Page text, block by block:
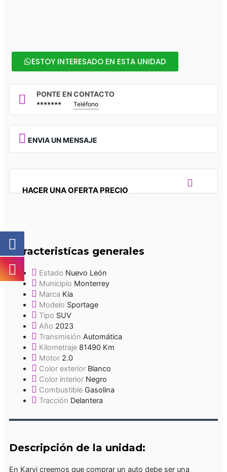
ESTOY INTERESADO EN ESTA UNIDAD
PONTE EN CONTACTO
******* Teléfono
ENVIA UN MENSAJE
HACER UNA OFERTA PRECIO
Caracteristícas generales
Estado Nuevo León
Municipio Monterrey
Marca Kia
Modelo Sportage
Tipo SUV
Año 2023
Transmisión Automática
Kilometraje 81490 Km
Motor 2.0
Color exterior Blanco
Color interior Negro
Combustible Gasolina
Tracción Delantera
Descripción de la unidad:
En Karvi creemos que comprar un auto debe ser una